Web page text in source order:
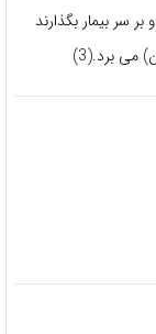
سر بیمار بگذارند
می برد.(3)